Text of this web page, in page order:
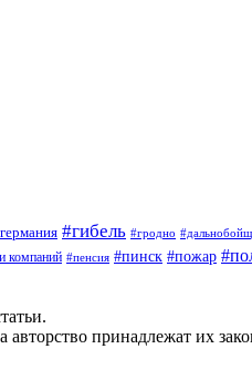
#гибель #гродно
компаний #пенсия #пинск #пожар
принадлежат их